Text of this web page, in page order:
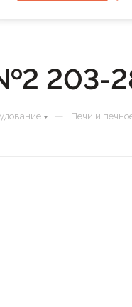
203-
— Печи и